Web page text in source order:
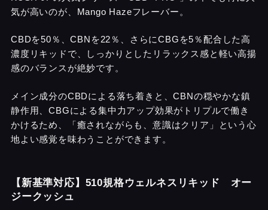
気が高いのが、Mango Hazeフレーバー。
CBDを50％、CBNを22％、さらにCBGを5％配合した高
濃度リキッドで、しっかりとしたリラックス感と軽い高揚
感のバランスが絶妙です。
メイン成分のCBDによる落ち着きと、CBNの穏やかな鎮
静作用、CBGによる集中力アップ効果がトリプルで働き
かけるため、「癒されながらも、意識はクリア」という心
地よい感覚を味わうことができます。
【新基準対応】510規格ウェルネスリキッド オー
ジークッシュ